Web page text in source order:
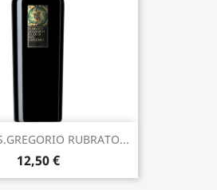
RUBRATO...
12,50 €